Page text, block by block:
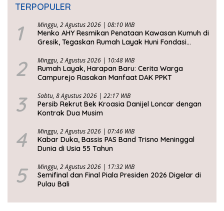
TERPOPULER
1 Minggu, 2 Agustus 2026 | 08:10 WIB
Menko AHY Resmikan Penataan Kawasan Kumuh di
Gresik, Tegaskan Rumah Layak Huni Fondasi
2 Minggu, 2 Agustus 2026 | 10:48 WIB
Rumah Layak, Harapan Baru: Cerita Warga
Campurejo Rasakan Manfaat DAK PPKT
3 Sabtu, 8 Agustus 2026 | 22:17 WIB
Persib Rekrut Bek Kroasia Danijel Loncar dengan
Kontrak Dua Musim
4 Minggu, 2 Agustus 2026 | 07:46 WIB
Kabar Duka, Bassis PAS Band Trisno Meninggal
Dunia di Usia 55 Tahun
5 Minggu, 2 Agustus 2026 | 17:32 WIB
Semifinal dan Final Piala Presiden 2026 Digelar di
Pulau Bali